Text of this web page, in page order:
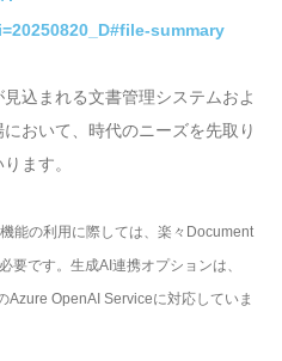
summary
込まれる文書管理システムおよ
おいて、時代のニーズを先取り
ます。
能の利用に際しては、楽々Document
要です。生成AI連携オプションは、
Azure OpenAI Serviceに対応していま